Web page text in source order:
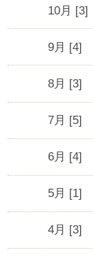
10月 [3]
9月 [4]
8月 [3]
7月 [5]
6月 [4]
5月 [1]
4月 [3]